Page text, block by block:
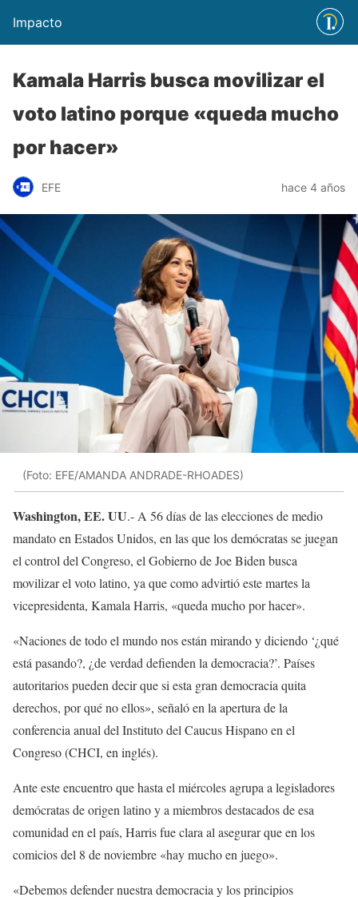
Impacto
Kamala Harris busca movilizar el
voto latino porque «queda mucho
por hacer»
EFE hace 4 años
(Foto: EFE/AMANDA ANDRADE-RHOADES)
Washington, EE. UU.- A 56 días de las elecciones de medio
mandato en Estados Unidos, en las que los demócratas se juegan
el control del Congreso, el Gobierno de Joe Biden busca
movilizar el voto latino, ya que como advirtió este martes la
vicepresidenta, Kamala Harris, «queda mucho por hacer».
«Naciones de todo el mundo nos están mirando y diciendo ‘¿qué
está pasando?, ¿de verdad defienden la democracia?’. Países
autoritarios pueden decir que si esta gran democracia quita
derechos, por qué no ellos», señaló en la apertura de la
conferencia anual del Instituto del Caucus Hispano en el
Congreso (CHCI, en inglés).
Ante este encuentro que hasta el miércoles agrupa a legisladores
demócratas de origen latino y a miembros destacados de esa
comunidad en el país, Harris fue clara al asegurar que en los
comicios del 8 de noviembre «hay mucho en juego».
«Debemos defender nuestra democracia y los principios